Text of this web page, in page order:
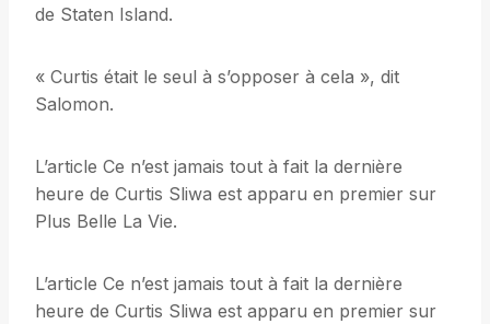
de Staten Island.
« Curtis était le seul à s’opposer à cela », dit
Salomon.
L’article Ce n’est jamais tout à fait la dernière
heure de Curtis Sliwa est apparu en premier sur
Plus Belle La Vie.
L’article Ce n’est jamais tout à fait la dernière
heure de Curtis Sliwa est apparu en premier sur